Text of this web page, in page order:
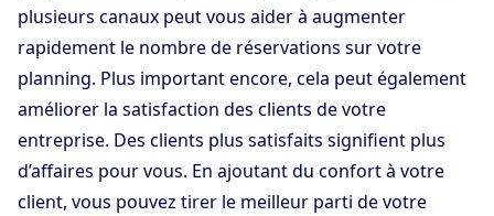
plusieurs canaux peut vous aider à augmenter
rapidement le nombre de réservations sur votre
planning. Plus important encore, cela peut également
améliorer la satisfaction des clients de votre
entreprise. Des clients plus satisfaits signifient plus
d’affaires pour vous. En ajoutant du confort à votre
client, vous pouvez tirer le meilleur parti de votre